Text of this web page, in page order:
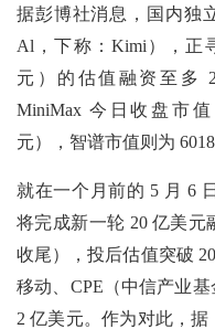
据彭博社消息，国内独
Al，下称：Kimi），正
元）的估值融资至多
MiniMax 今日收盘市
元），智谱市值则为
就在一个月前的 5 月 6
将完成新一轮 20 亿美元
收尾），投后估值突破
移动、CPE（中信产业
2 亿美元。作为对此，